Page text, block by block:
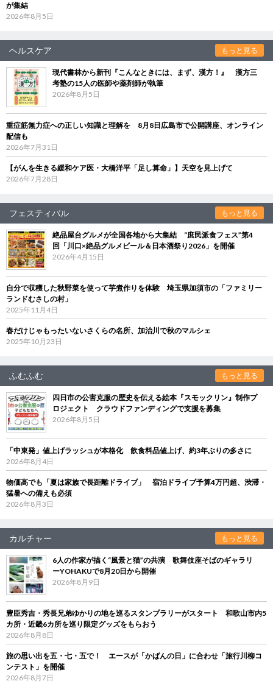
が集結
2026年8月5日
ヘルスケア もっと見る
現代書林から新刊『こんなときには、まず、漢方！』 漢方三
考塾の15人の医師や薬剤師が執筆
2026年8月5日
重症筋無力症への正しい知識と理解を 8月8日広島市で公開講座、オンライン
配信も
2026年7月31日
【がんを生きる緩和ケア医・大橋洋平「足し算命」】天空を見上げて
2026年7月28日
フェスティバル もっと見る
絶品屋台グルメが全国各地から大集結 “庶民派食フェス”第4
回「川口×絶品グルメビール＆日本酒祭り2026」を開催
2026年4月15日
自分で収穫した秋野菜を使って芋煮作りを体験 埼玉県加須市の「ファミリー
ランドむさしの村」
2025年11月4日
春だけじゃもったいないさくらの名所、加治川で秋のマルシェ
2025年10月23日
ふむふむ もっと見る
四日市の公害克服の歴史を伝える絵本『スモックリン』制作プ
ロジェクト クラウドファンディングで支援を募集
2026年8月5日
「中東発」値上げラッシュが本格化 飲食料品値上げ、約3年ぶりの多さに
2026年8月4日
物価高でも「夏は家族で長距離ドライブ」 宿泊ドライブ予算4万円超、渋滞・
猛暑への備えも必須
2026年8月3日
カルチャー もっと見る
6人の作家が描く“風景と猫”の共演 歌舞伎座そばのギャラリ
ーYOHAKUで8月20日から開催
2026年8月9日
豊臣秀吉・秀長兄弟ゆかりの地を巡るスタンプラリーがスタート 和歌山市内5
カ所・近畿6カ所を巡り限定グッズをもらおう
2026年8月8日
旅の思い出を五・七・五で！ エースが「かばんの日」に合わせ「旅行川柳コ
ンテスト」を開催
2026年8月7日